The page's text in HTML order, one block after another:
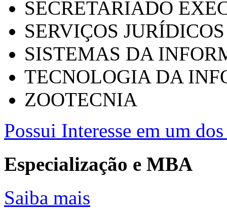
SECRETARIADO
SERVIÇOS
SISTEMAS DA
TECNOLOGIA DA
ZOOTECNIA
Possui Interesse em um
Especialização e MBA
Saiba mais